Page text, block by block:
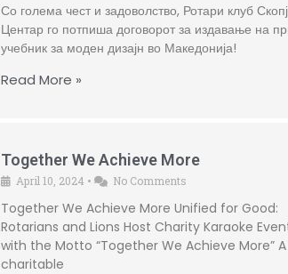
Со голема чест и задоволство, Ротари клуб
Центар го потпиша договорот за издавање на
учебник за моден дизајн во Македонија!
Read More »
Together We Achieve More
April 10, 2024 • No Comments
Together We Achieve More Unified for Good:
Rotarians and Lions Host Charity Karaoke
with the Motto “Together We Achieve More” A
charitable